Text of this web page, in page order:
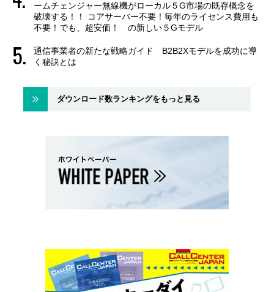
ームチェンジャー無線機がローカル５G市場の既存概念を
破壊する！！ コアサーバー不要！毎年のライセンス費用も
不要！でも、超安価！ の新しい５Gモデル
通信事業者の新たな戦略ガイド B2B2Xモデルを成功に導
く秘訣とは
ダウンロード数ランキングをもっと見る